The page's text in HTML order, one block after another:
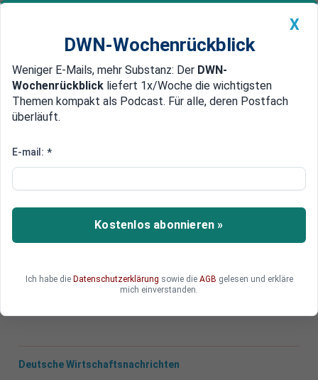
Newsticker MEIN DWN: Geldanlage Premium
Edelmetalle DWN-Magazin China
Defizit erhöhen
Frankreichs neuer Kurs: Wahl-
Geschenke statt Finanz-Disziplin
Frankreichs Sozialisten bereiten die ersten
Deutschland über die Finanzdisziplin in der EU
Deutsche Wirtschaftsnachrichten
X
DWN-Wochenrückblick
Weniger E-Mails, mehr Substanz: Der DWN-
Wochenrückblick liefert 1x/Woche die wichtigsten
Themen kompakt als Podcast. Für alle, deren Postfach
überläuft.
E-mail: *
Kostenlos abonnieren »
Ich habe die Datenschutzerklärung sowie die AGB gelesen und erkläre
mich einverstanden.